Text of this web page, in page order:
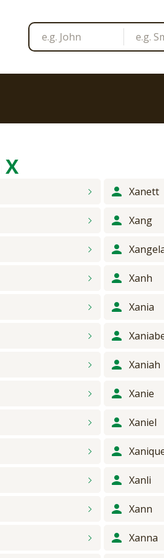
X
Xanett
Xang
Xanh
Xania
Xaniah
Xanie
Xaniel
Xanli
Xann
Xanna